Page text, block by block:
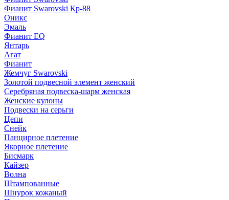
Фианит Swarovski Кр-88
Оникс
Эмаль
Фианит EQ
Янтарь
Агат
Фианит
Жемчуг Swarovski
Золотой подвесной элемент женcкий
Серебряная подвеска-шарм женская
Женские кулоны
Подвески на серьги
Цепи
Снейк
Панцирное плетение
Якорное плетение
Бисмарк
Кайзер
Волна
Штампованные
Шнурок кожаный